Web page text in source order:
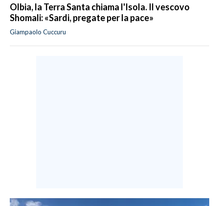
Olbia, la Terra Santa chiama l'Isola. Il vescovo
Shomali: «Sardi, pregate per la pace»
Giampaolo Cuccuru